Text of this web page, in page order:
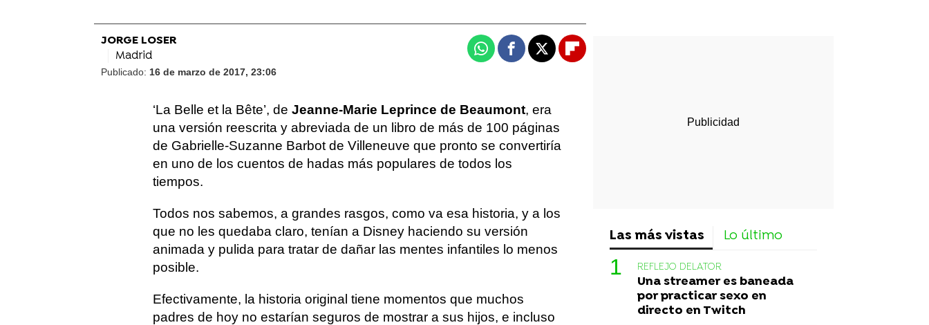
JORGE LOSER
Madrid
Publicado: 16 de marzo de 2017, 23:06
WhatsappFacebook
X Flipboard
‘La Belle et la Bête’, de Jeanne-Marie Leprince de Beaumont, era
una versión reescrita y abreviada de un libro de más de 100 páginas
de Gabrielle-Suzanne Barbot de Villeneuve que pronto se convertiría
en uno de los cuentos de hadas más populares de todos los
tiempos.
Todos nos sabemos, a grandes rasgos, como va esa historia, y a los
que no les quedaba claro, tenían a Disney haciendo su versión
animada y pulida para tratar de dañar las mentes infantiles lo menos
posible.
Efectivamente, la historia original tiene momentos que muchos
padres de hoy no estarían seguros de mostrar a sus hijos, e incluso
Las más vistas Lo último
REFLEJO DELATOR
Una streamer es baneada
por practicar sexo en
directo en Twitch